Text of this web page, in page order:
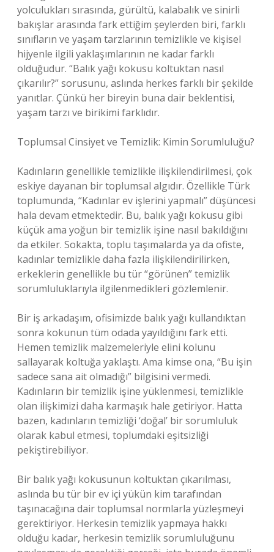
yolculukları sırasında, gürültü, kalabalık ve sinirli
bakışlar arasında fark ettiğim şeylerden biri, farklı
sınıfların ve yaşam tarzlarının temizlikle ve kişisel
hijyenle ilgili yaklaşımlarının ne kadar farklı
olduğudur. “Balık yağı kokusu koltuktan nasıl
çıkarılır?” sorusunu, aslında herkes farklı bir şekilde
yanıtlar. Çünkü her bireyin buna dair beklentisi,
yaşam tarzı ve birikimi farklıdır.
Toplumsal Cinsiyet ve Temizlik: Kimin Sorumluluğu?
Kadınların genellikle temizlikle ilişkilendirilmesi, çok
eskiye dayanan bir toplumsal algıdır. Özellikle Türk
toplumunda, “Kadınlar ev işlerini yapmalı” düşüncesi
hala devam etmektedir. Bu, balık yağı kokusu gibi
küçük ama yoğun bir temizlik işine nasıl bakıldığını
da etkiler. Sokakta, toplu taşımalarda ya da ofiste,
kadınlar temizlikle daha fazla ilişkilendirilirken,
erkeklerin genellikle bu tür “görünen” temizlik
sorumluluklarıyla ilgilenmedikleri gözlemlenir.
Bir iş arkadaşım, ofisimizde balık yağı kullandıktan
sonra kokunun tüm odada yayıldığını fark etti.
Hemen temizlik malzemeleriyle elini kolunu
sallayarak koltuğa yaklaştı. Ama kimse ona, “Bu işin
sadece sana ait olmadığı” bilgisini vermedi.
Kadınların bir temizlik işine yüklenmesi, temizlikle
olan ilişkimizi daha karmaşık hale getiriyor. Hatta
bazen, kadınların temizliği ‘doğal’ bir sorumluluk
olarak kabul etmesi, toplumdaki eşitsizliği
pekiştirebiliyor.
Bir balık yağı kokusunun koltuktan çıkarılması,
aslında bu tür bir ev içi yükün kim tarafından
taşınacağına dair toplumsal normlarla yüzleşmeyi
gerektiriyor. Herkesin temizlik yapmaya hakkı
olduğu kadar, herkesin temizlik sorumluluğunu